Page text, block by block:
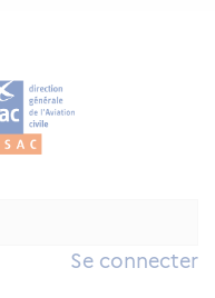
Se connecter